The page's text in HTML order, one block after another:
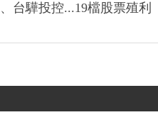
台驊投控...19檔股票殖利